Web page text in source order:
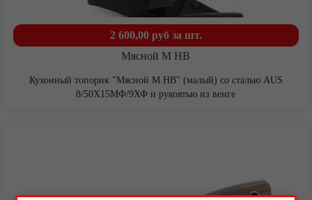
2 600,00 руб за шт.
Мясной М НВ
Кухонный топорик "Мясной М НВ" (малый) со сталью AUS
8/50Х15МФ/9ХФ и рукоятью из венге